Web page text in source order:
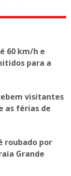
60 km/h e
para a
visitantes
as férias de
roubado por
Grande